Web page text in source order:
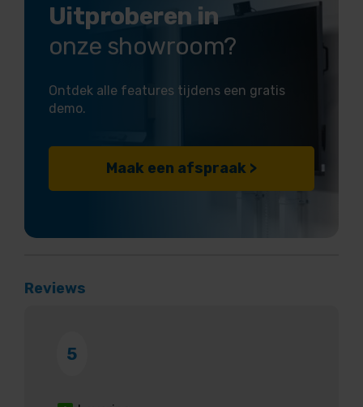
Uitproberen in
onze showroom?
Ontdek alle features tijdens een gratis
demo.
Maak een afspraak >
Reviews
5